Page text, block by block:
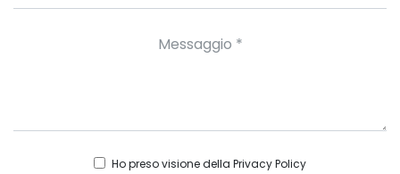
Ho preso visione della Privacy Policy